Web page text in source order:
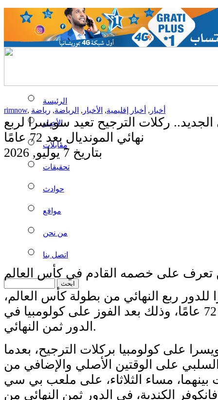
الرئيسة
الأخبار
مقابلات
تحقيقات
حوادث
مواقع
من نحن
اتصل بنا
rimnow, أخبار , أخبار إقليمية, الأخبار , الرياضة, رياضة
ركلات الترجيح تعيد سويسرا لربع
نهائي المونديال بعد 72 عامًا
بتاريخ 7 يوليو, 2026
تعرف على خصمه القادم في كأس العالم
ربع النهائي من بطولة كأس العالم،
بعد غياب استمر 72 عامًا، وذلك بعد الفوز على كولومبيا في
الدور ثمن النهائي.
على كولومبيا بركلات الترجيح، بعدما
على الوقتين الأصلي والإضافي من
بينهما، مساء الثلاثاء، على ملعب بي سي
الكندية، في الدور ثمن النهائي من